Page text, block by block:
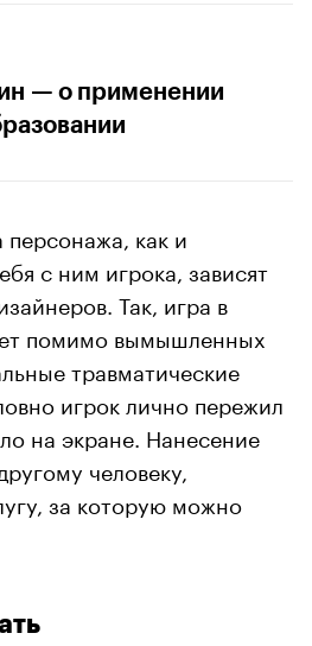
— о применении
как и
с ним игрока, зависят
Так, игра в
помимо вымышленных
травматические
игрок лично пережил
на экране. Нанесение
человеку,
за которую можно